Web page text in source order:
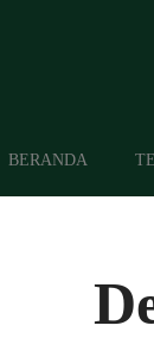
BERANDA